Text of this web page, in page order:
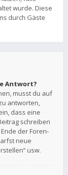
wurde. Diese
durch Gäste
Antwort?
musst du auf
antworten,
dass eine
schreiben
der Foren-
neue
usw.